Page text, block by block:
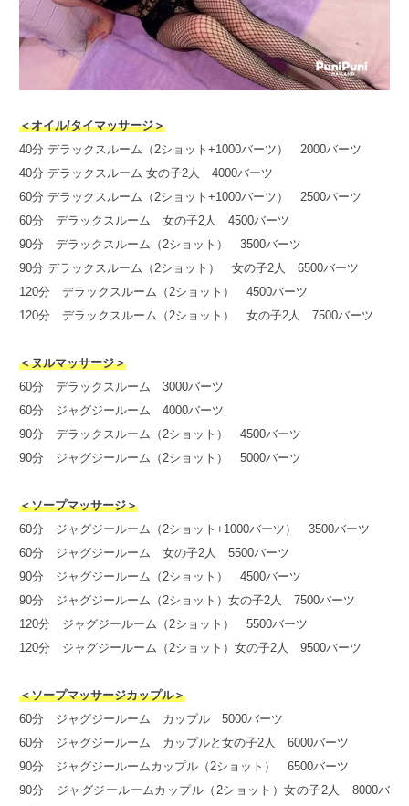
＜オイル/タイマッサージ＞
40分 デラックスルーム（2ショット+1000バーツ） 2000バーツ
40分 デラックスルーム 女の子2人 4000バーツ
60分 デラックスルーム（2ショット+1000バーツ） 2500バーツ
60分 デラックスルーム 女の子2人 4500バーツ
90分 デラックスルーム（2ショット） 3500バーツ
90分 デラックスルーム（2ショット） 女の子2人 6500バーツ
120分 デラックスルーム（2ショット） 4500バーツ
120分 デラックスルーム（2ショット） 女の子2人 7500バーツ
＜ヌルマッサージ＞
60分 デラックスルーム 3000バーツ
60分 ジャグジールーム 4000バーツ
90分 デラックスルーム（2ショット） 4500バーツ
90分 ジャグジールーム（2ショット） 5000バーツ
＜ソープマッサージ＞
60分 ジャグジールーム（2ショット+1000バーツ） 3500バーツ
60分 ジャグジールーム 女の子2人 5500バーツ
90分 ジャグジールーム（2ショット） 4500バーツ
90分 ジャグジールーム（2ショット）女の子2人 7500バーツ
120分 ジャグジールーム（2ショット） 5500バーツ
120分 ジャグジールーム（2ショット）女の子2人 9500バーツ
＜ソープマッサージカップル＞
60分 ジャグジールーム カップル 5000バーツ
60分 ジャグジールーム カップルと女の子2人 6000バーツ
90分 ジャグジールームカップル（2ショット） 6500バーツ
90分 ジャグジールームカップル（2ショット）女の子2人 8000バ